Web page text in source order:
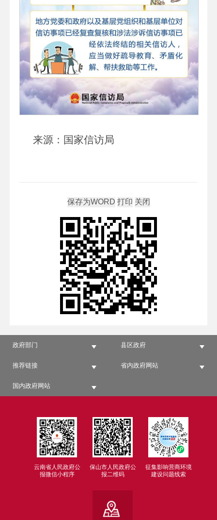
来源：国家信访局
政府部门 县区政府
推荐链接 省内政府网站
国内政府网站
云南省人民政府公
报微信小程序
保山市人民政府公
报二维码
征集影响营商环境
建设问题线索